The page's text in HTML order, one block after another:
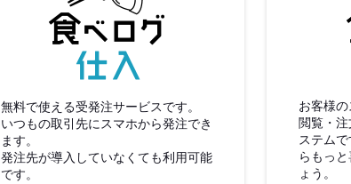
無料で使える受発注サービスです。
いつもの取引先にスマホから発注でき
ます。
発注先が導入していなくても利用可能
です。
お客様
閲覧・
ステム
らもっ
ょう。